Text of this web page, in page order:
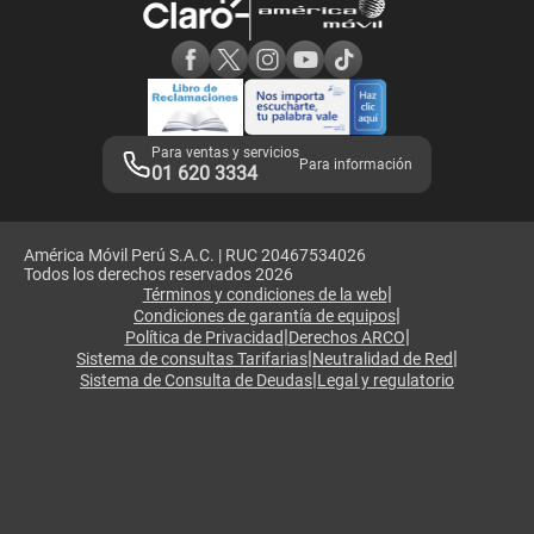
Adquirientes iPhone 6, 6S y SE
Mensaje de Seguridad
Términos y Condiciones de Tienda Claro
Libro de Reclamaciones
Legales de marketplace
Para ventas y servicios
01 620 3334 Para información
América Móvil Perú S.A.C. | RUC 20467534026
Todos los derechos reservados 2026
Términos y condiciones de la web|
Condiciones de garantía de equipos|
Política de Privacidad|Derechos ARCO|
Sistema de consultas Tarifarias|Neutralidad de Red|
Sistema de Consulta de Deudas|Legal y regulatorio